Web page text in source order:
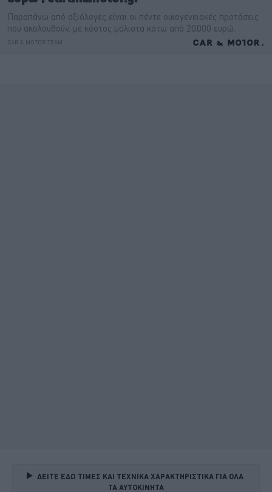
ΔΕΙΤΕ ΕΔΩ ΤΙΜΕΣ ΚΑΙ ΤΕΧΝΙΚΑ ΧΑΡΑΚΤΗΡΙΣΤΙΚΑ ΓΙΑ ΟΛΑ
ΤΑ ΑΥΤΟΚΙΝΗΤΑ